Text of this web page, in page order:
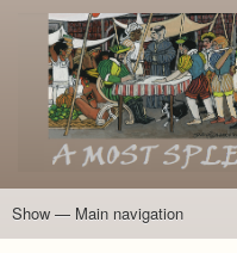
Main
Show — Main navigation